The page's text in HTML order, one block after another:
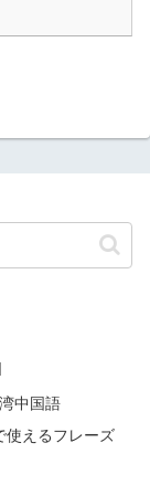
中国語
使えるフレーズ